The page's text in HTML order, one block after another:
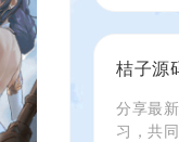
理Win系
端+本地
建教程
桔子源
分享最
习，共